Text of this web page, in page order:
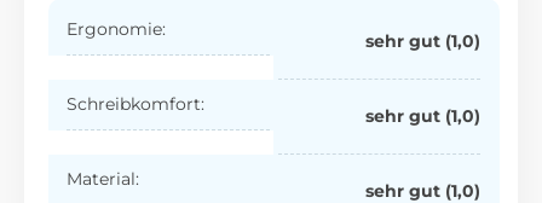
Ergonomie:
sehr gut (1,0)
Schreibkomfort:
sehr gut (1,0)
Material:
sehr gut (1,0)